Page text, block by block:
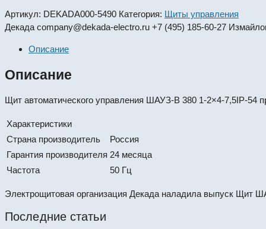
Артикул: DEKADA000-5490 Категория: Щиты управления
Декада company@dekada-electro.ru +7 (495) 185-60-27
Описание
Описание
Щит автоматического управления ШАУЗ-В 380 1-2×4-7,5IP-54
Характеристики
Страна производитель
Россия
Гарантия производителя 24 месяца
Частота
50 Гц
Электрощитовая организация Декада наладила выпуск Щит
Последние статьи